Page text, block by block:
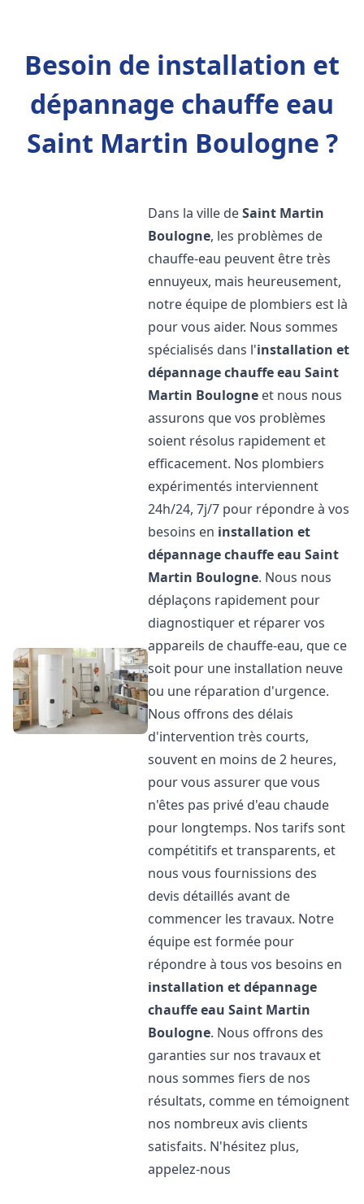
Besoin de installation et
dépannage chauffe eau
Saint Martin Boulogne ?
Dans la ville deSaint Martin
Boulogne, les problèmes de
chauffe-eau peuvent être très
ennuyeux, mais heureusement,
notre équipe de plombiers est là
pour vous aider. Nous sommes
spécialisés dans l'installation et
dépannage chauffe eau Saint
Martin Boulogne et nous nous
assurons que vos problèmes
soient résolus rapidement et
efficacement. Nos plombiers
expérimentés interviennent
24h/24, 7j/7 pour répondre à vos
besoins en installation et
dépannage chauffe eau Saint
Martin Boulogne. Nous nous
déplaçons rapidement pour
diagnostiquer et réparer vos
appareils de chauffe-eau, que ce
soit pour une installation neuve
ou une réparation d'urgence.
Nous offrons des délais
d'intervention très courts,
souvent en moins de 2 heures,
pour vous assurer que vous
n'êtes pas privé d'eau chaude
pour longtemps. Nos tarifs sont
compétitifs et transparents, et
nous vous fournissions des
devis détaillés avant de
commencer les travaux. Notre
équipe est formée pour
répondre à tous vos besoins en
installation et dépannage
chauffe eau Saint Martin
Boulogne. Nous offrons des
garanties sur nos travaux et
nous sommes fiers de nos
résultats, comme en témoignent
nos nombreux avis clients
satisfaits. N'hésitez plus,
appelez-nous